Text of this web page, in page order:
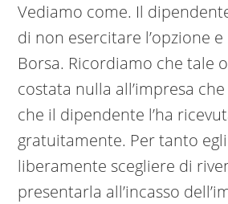
Vediamo come. Il
di non esercitare l’opzione
Borsa. Ricordiamo che tale
costata nulla all’impresa
che il dipendente l’ha
gratuitamente. Per tanto
liberamente scegliere di
presentarla all’incasso